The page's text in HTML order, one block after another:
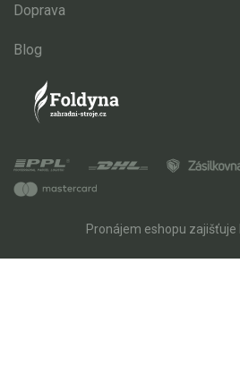
Doprava
Blog
Pronájem eshopu zajišťuje